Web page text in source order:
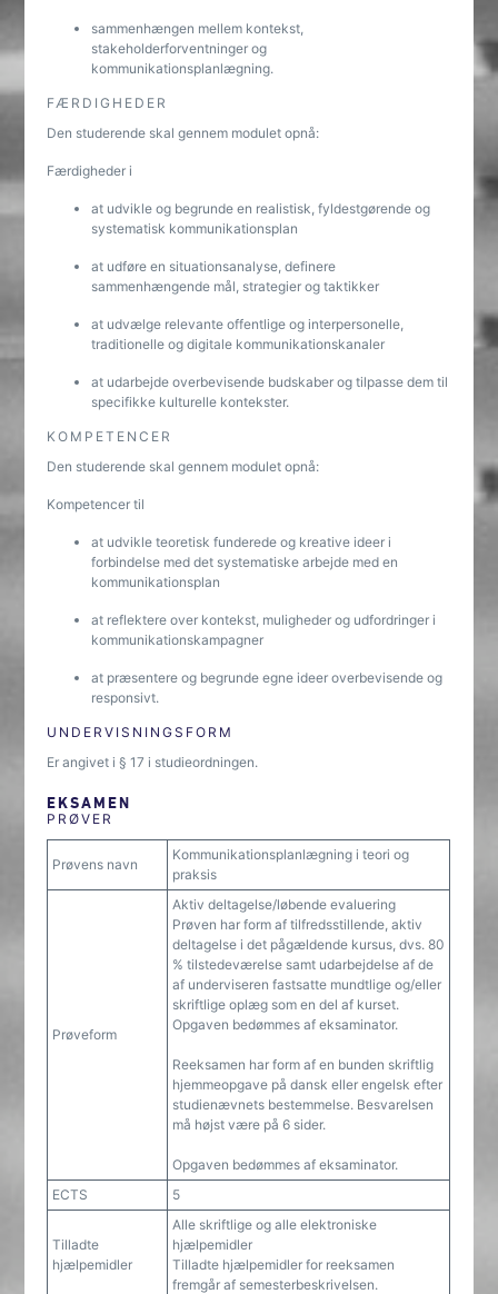
sammenhængen mellem kontekst,
stakeholderforventninger og
kommunikationsplanlægning.
FÆRDIGHEDER
Den studerende skal gennem modulet opnå:
Færdigheder i
at udvikle og begrunde en realistisk, fyldestgørende og
systematisk kommunikationsplan
at udføre en situationsanalyse, definere
sammenhængende mål, strategier og taktikker
at udvælge relevante offentlige og interpersonelle,
traditionelle og digitale kommunikationskanaler
at udarbejde overbevisende budskaber og tilpasse dem til
specifikke kulturelle kontekster.
KOMPETENCER
Den studerende skal gennem modulet opnå:
Kompetencer til
at udvikle teoretisk funderede og kreative ideer i
forbindelse med det systematiske arbejde med en
kommunikationsplan
at reflektere over kontekst, muligheder og udfordringer i
kommunikationskampagner
at præsentere og begrunde egne ideer overbevisende og
responsivt.
UNDERVISNINGSFORM
Er angivet i § 17 i studieordningen.
EKSAMEN
PRØVER
Prøvens navn
Kommunikationsplanlægning i teori og
praksis
Prøveform
Aktiv deltagelse/løbende evaluering
Prøven har form af tilfredsstillende, aktiv
deltagelse i det pågældende kursus, dvs. 80
% tilstedeværelse samt udarbejdelse af de
af underviseren fastsatte mundtlige og/eller
skriftlige oplæg som en del af kurset.
Opgaven bedømmes af eksaminator.
Reeksamen har form af en bunden skriftlig
hjemmeopgave på dansk eller engelsk efter
studienævnets bestemmelse. Besvarelsen
må højst være på 6 sider.
Opgaven bedømmes af eksaminator.
ECTS
5
Tilladte
hjælpemidler
Alle skriftlige og alle elektroniske
hjælpemidler
Tilladte hjælpemidler for reeksamen
fremgår af semesterbeskrivelsen.